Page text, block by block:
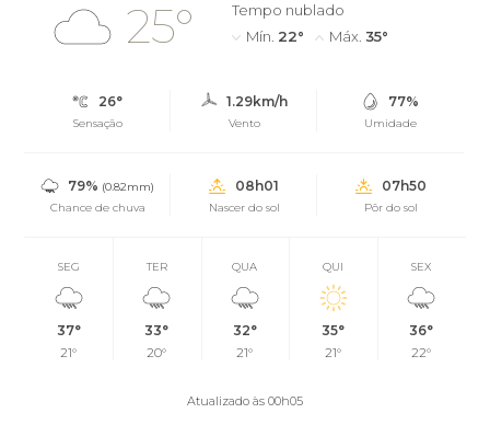
25°
Tempo nublado
Mín. 22° Máx. 35°
26°
Sensação
1.29km/h
Vento
77%
Umidade
79% (0.82mm)
Chance de chuva
08h01
Nascer do sol
07h50
Pôr do sol
SEG
37°
21°
TER
33°
20°
QUA
32°
21°
QUI
35°
21°
SEX
36°
22°
Atualizado às 00h05